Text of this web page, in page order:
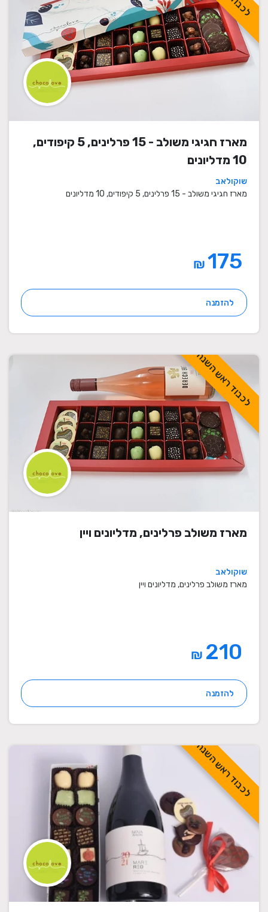
מארז חגיגי משולב - 15 פרלינים, 5 קיפודים,
10 מדליונים
שוקולאב
מארז חגיגי משולב - 15 פרלינים, 5 קיפודים, 10 מדליונים
₪
להזמנה
לכבוד ראש השנה
מארז משולב פרלינים, מדליונים ויין
שוקולאב
מארז משולב פרלינים, מדליונים ויין
₪
להזמנה
לכבוד ראש השנה